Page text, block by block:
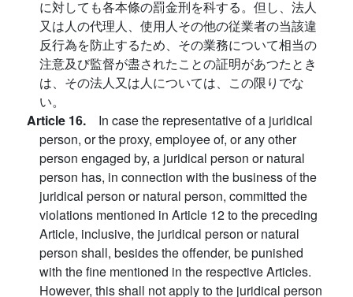
に対しても各本條の罰金刑を科する。但し、法人
又は人の代理人、使用人その他の従業者の当該違
反行為を防止するため、その業務について相当の
注意及び監督が盡されたことの証明があつたとき
は、その法人又は人については、この限りでな
い。
Article 16. In case the representative of a juridical
person, or the proxy, employee of, or any other
person engaged by, a juridical person or natural
person has, in connection with the business of the
juridical person or natural person, committed the
violations mentioned in Article 12 to the preceding
Article, inclusive, the juridical person or natural
person shall, besides the offender, be punished
with the fine mentioned in the respective Articles.
However, this shall not apply to the juridical person